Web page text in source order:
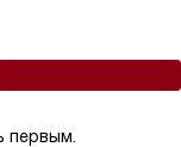
первым.